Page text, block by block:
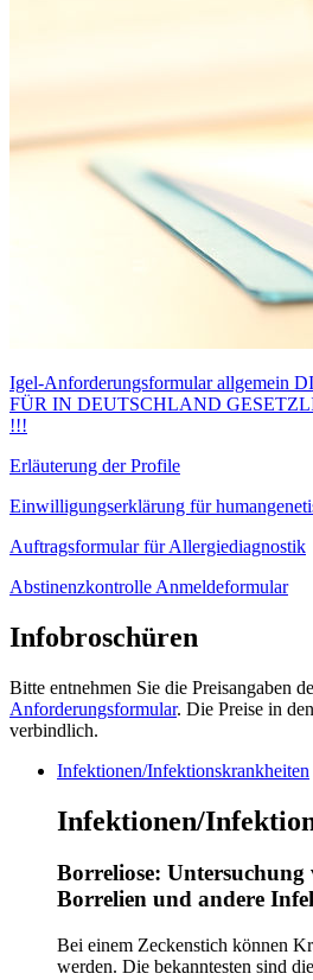
Igel-Anforderungsformular allgemein
FÜR IN DEUTSCHLAND
!!!
Erläuterung der Profile
Einwilligungserklärung für
Auftragsformular für Allergiediagnostik
Abstinenzkontrolle Anmeldeformular
Infobroschüren
Bitte entnehmen Sie die Preisangaben
Anforderungsformular. Die Preise in
verbindlich.
Infektionen/Infektionskrankheiten
Infektionen/
Borreliose: Untersuchung
Borrelien und andere
Bei einem Zeckenstich können
werden. Die bekanntesten sind